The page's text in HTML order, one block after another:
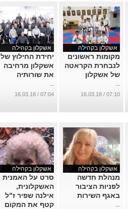
...
אשקלון בקהילה
מקומות ראשונים
לנבחרת הקראטה
של אשקלון
...
07:10 / 16.03.18
אשקלון בקהילה
יחידת החילוץ של
אשקלון מרחיבה
את שורותיה
...
07:04 / 16.03.18
אשקלון בקהילה
מנהלת חדשה
לפניות הציבור
באגף השירות
...
אשקלון בקהילה
סרט על האמנית
האשקלונית,
אילנה שפיר ז"ל
קטף את המקום